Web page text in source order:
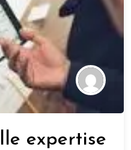
expertise